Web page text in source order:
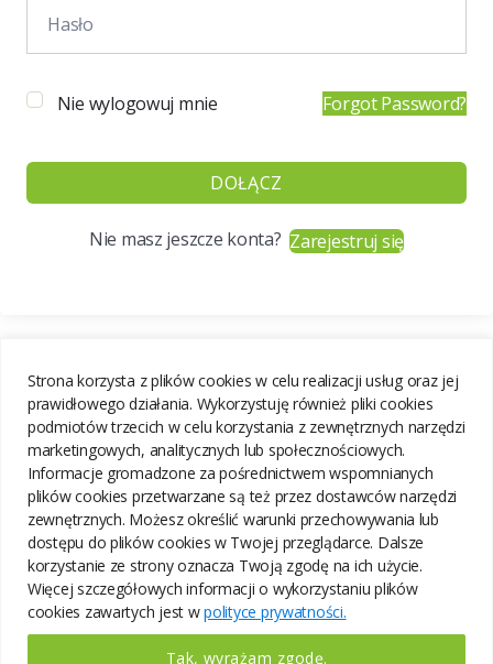
Strona korzysta z plików cookies w celu realizacji usług oraz jej
prawidłowego działania. Wykorzystuję również pliki cookies
podmiotów trzecich w celu korzystania z zewnętrznych narzędzi
marketingowych, analitycznych lub społecznościowych.
Informacje gromadzone za pośrednictwem wspomnianych
plików cookies przetwarzane są też przez dostawców narzędzi
zewnętrznych. Możesz określić warunki przechowywania lub
dostępu do plików cookies w Twojej przeglądarce. Dalsze
korzystanie ze strony oznacza Twoją zgodę na ich użycie.
Więcej szczegółowych informacji o wykorzystaniu plików
cookies zawartych jest wpolityce prywatności.
Tak, wyrażam zgodę.
Nie wylogowuj mnie Forgot Password?
DOŁĄCZ
Nie masz jeszcze konta?Zarejestruj się